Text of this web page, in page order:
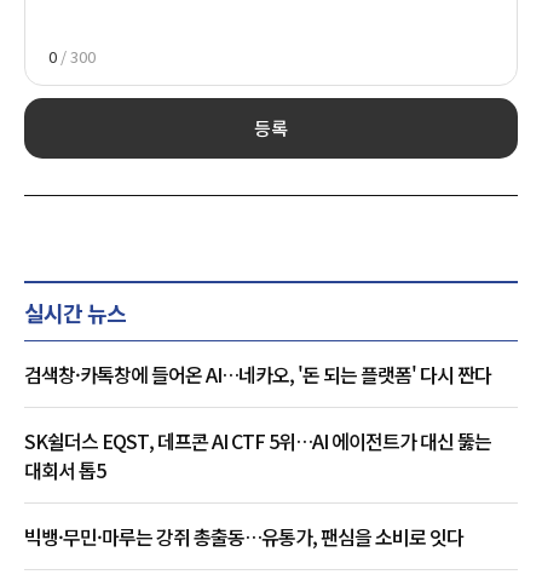
0 / 300
등록
실시간 뉴스
검색창·카톡창에 들어온 AI…네카오, '돈 되는 플랫폼' 다시 짠다
SK쉴더스 EQST, 데프콘 AI CTF 5위…AI 에이전트가 대신 뚫는
대회서 톱5
빅뱅·무민·마루는 강쥐 총출동…유통가, 팬심을 소비로 잇다